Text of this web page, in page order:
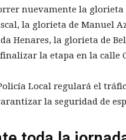
nuevamente la glorieta
la glorieta de Manuel
Henares, la glorieta de
la etapa en la calle
Local regulará el
la seguridad de